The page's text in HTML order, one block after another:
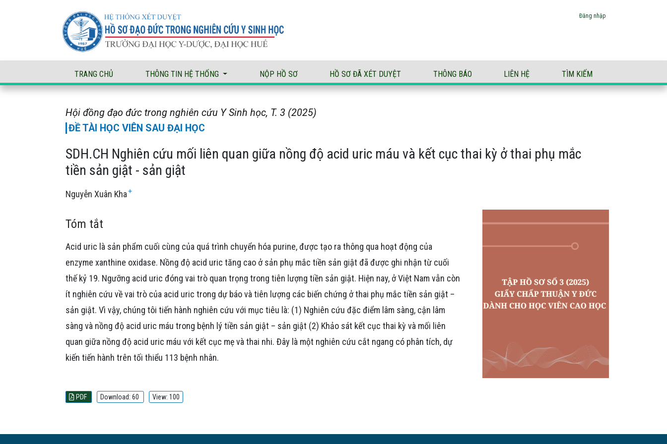
SDH.CH Nghiên cứu mối liên quan giữa nồng độ acid uric máu và kết cục thai kỳ ở thai phụ mắc tiền sản giật - sản giật
Đăng nhập
TRANG CHỦ THÔNG TIN HỆ THỐNG NỘP HỒ SƠ HỒ SƠ ĐÃ XÉT DUYỆT THÔNG BÁO LIÊN HỆ TÌM KIẾM
Hội đồng đạo đức trong nghiên cứu Y Sinh học, T. 3 (2025)
ĐỀ TÀI HỌC VIÊN SAU ĐẠI HỌC
SDH.CH Nghiên cứu mối liên quan giữa nồng độ acid uric máu và kết cục thai kỳ ở thai phụ mắc
tiền sản giật - sản giật
Nguyễn Xuân Kha +
Tóm tắt
Acid uric là sản phẩm cuối cùng của quá trình chuyển hóa purine, được tạo ra thông qua hoạt động của
enzyme xanthine oxidase. Nồng độ acid uric tăng cao ở sản phụ mắc tiền sản giật đã được ghi nhận từ cuối
thế kỷ 19. Ngưỡng acid uric đóng vai trò quan trọng trong tiên lượng tiền sản giật. Hiện nay, ở Việt Nam vẫn còn
ít nghiên cứu về vai trò của acid uric trong dự báo và tiên lượng các biến chứng ở thai phụ mắc tiền sản giật –
sản giật. Vì vậy, chúng tôi tiến hành nghiên cứu với mục tiêu là: (1) Nghiên cứu đặc điểm lâm sàng, cận lâm
sàng và nồng độ acid uric máu trong bệnh lý tiền sản giật – sản giật (2) Khảo sát kết cục thai kỳ và mối liên
quan giữa nồng độ acid uric máu với kết cục mẹ và thai nhi. Đây là một nghiên cứu cắt ngang có phân tích, dự
kiến tiến hành trên tối thiểu 113 bệnh nhân.
PDF Download: 60 View: 100